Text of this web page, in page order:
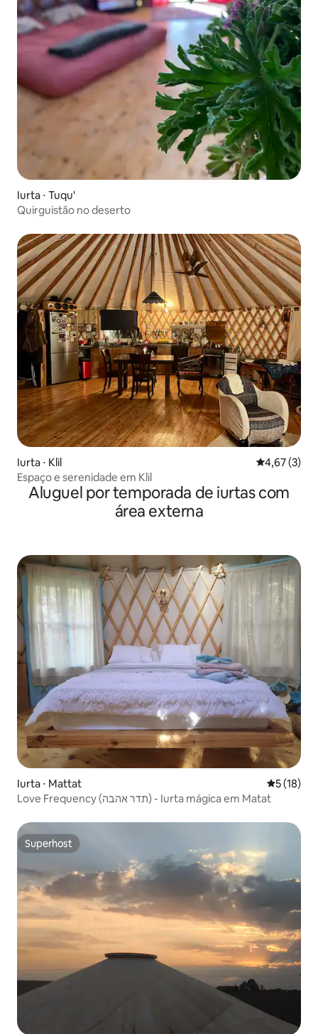
Iurta ⋅ Tuqu'
Quirguistão no deserto
Iurta ⋅ Klil 4,67 de
4,67 (3)
Espaço e serenidade em Klil
Aluguel por temporada de iurtas com
área externa
Iurta ⋅ Mattat 5 de uma
5 (18)
Love Frequency (תדר אהבה) - Iurta mágica em Matat
Superhost
Superhost